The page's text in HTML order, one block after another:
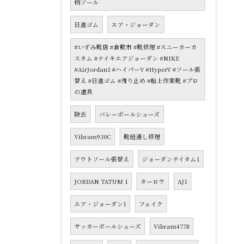
柄ソール
日進ゴム エア・ジョーダン
#いずみ靴店 #倉敷市 #靴修理 #スニーカーカ
スタム #ナイキエアジョーダン #NIKE
#AirJordan1 #ハイパーV #HyperV #ソール張
替え #日進ゴム #滑り止め #船上作業靴 #プロ
の道具
除去 バレーボールシューズ
Vibram930C 靴紐通し修理
アウトソール張替え ジョーダンテイタム1
JORDAN TATUM 1 ターロウ AJ1
エア・ジョーダン1 フェイク
サッカーボールシューズ Vibram477B